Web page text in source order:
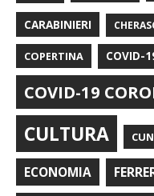
CARABINIERI
COPERTINA COVID-
COVID-19
CULTURA
ECONOMIA